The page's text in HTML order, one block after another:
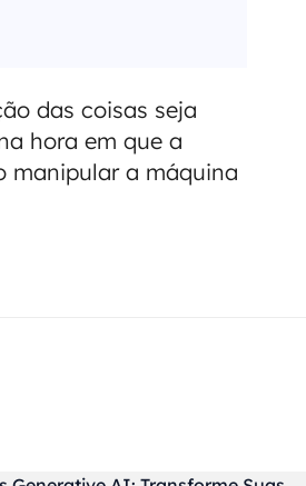
das coisas seja
hora em que a
manipular a máquina